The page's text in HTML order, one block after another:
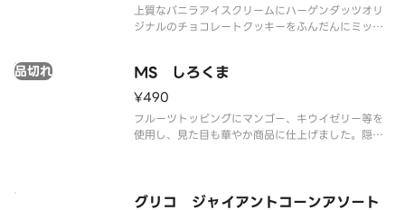
上質なバニラアイスクリームにハーゲンダッツオリ
ジナルのチョコレートクッキーをふんだんにミック
ます。
※品質に配慮して配送いたしますが、商品性質上溶
解の可能性もございます
MS しろくま
品切れ
¥490
フルーツトッピングにマンゴー、キウイゼリー等を
使用し、見た目も華やか商品に仕上げました。隠し
解の可能性もございます。ご了承の上ご注文くださ
グリコ ジャイアントコーンアソート